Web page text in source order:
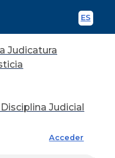
ES
Acceder